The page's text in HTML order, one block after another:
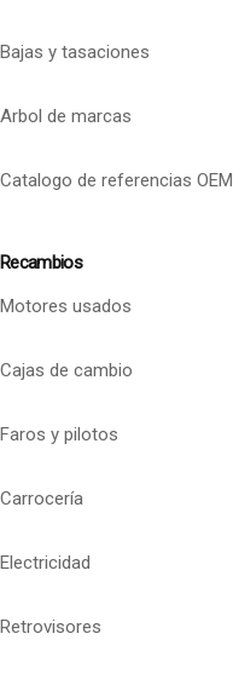
Bajas y tasaciones
Arbol de marcas
Catalogo de referencias OEM
Recambios
Motores usados
Cajas de cambio
Faros y pilotos
Carrocería
Electricidad
Retrovisores